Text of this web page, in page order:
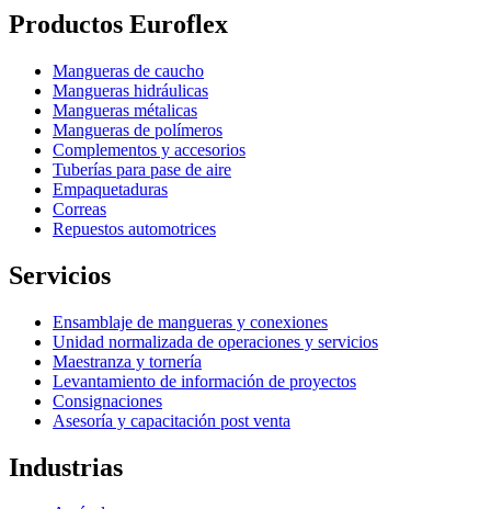
Productos Euroflex
Mangueras de caucho
Mangueras hidráulicas
Mangueras métalicas
Mangueras de polímeros
Complementos y accesorios
Tuberías para pase de aire
Empaquetaduras
Correas
Repuestos automotrices
Servicios
Ensamblaje de mangueras y conexiones
Unidad normalizada de operaciones y servicios
Maestranza y tornería
Levantamiento de información de proyectos
Consignaciones
Asesoría y capacitación post venta
Industrias